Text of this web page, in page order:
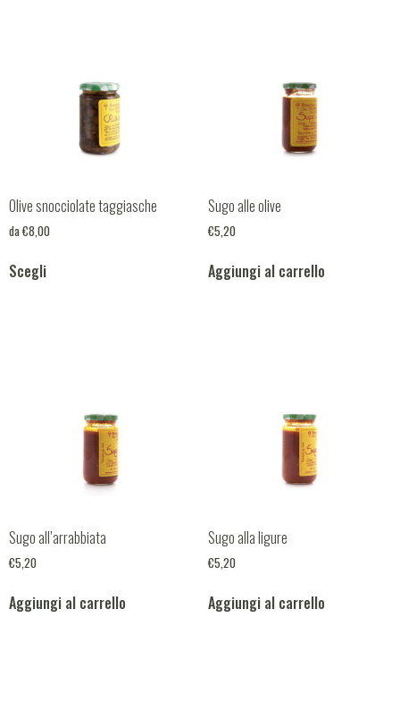
Olive snocciolate taggiasche
da€8,00
Scegli
Sugo alle olive
€5,20
Aggiungi al carrello
Sugo all’arrabbiata
€5,20
Aggiungi al carrello
Sugo alla ligure
€5,20
Aggiungi al carrello